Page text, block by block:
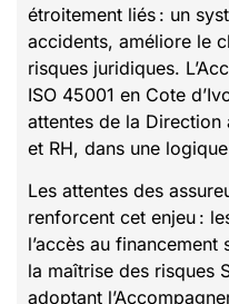
étroitement liés : un
accidents, améliore le
risques juridiques.
ISO 45001 en Cote
attentes de la Direction
et RH, dans une
Les attentes des
renforcent cet enjeu :
l’accès au
la maîtrise des risques
adoptant